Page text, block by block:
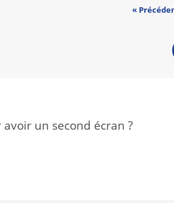
«
un second écran ?